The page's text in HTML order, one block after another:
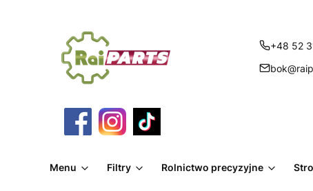
+48 52
Menu Filtry Rolnictwo precyzyjne